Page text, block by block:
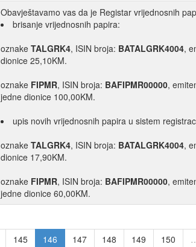
Obavještavamo vas da je Registar vrijednosnih
brisanje vrijednosnih papira:
oznake TALGRK4, ISIN broja: BATALGRK4004,
dionice 25,10KM.
oznake FIPMR, ISIN broja: BAFIPMR00000,
jedne dionice 100,00KM.
upis novih vrijednosnih papira u sistem
oznake TALGRK4, ISIN broja: BATALGRK4004,
dionice 17,90KM.
oznake FIPMR, ISIN broja: BAFIPMR00000,
jedne dionice 60,00KM.
145 146 147 148 149 150